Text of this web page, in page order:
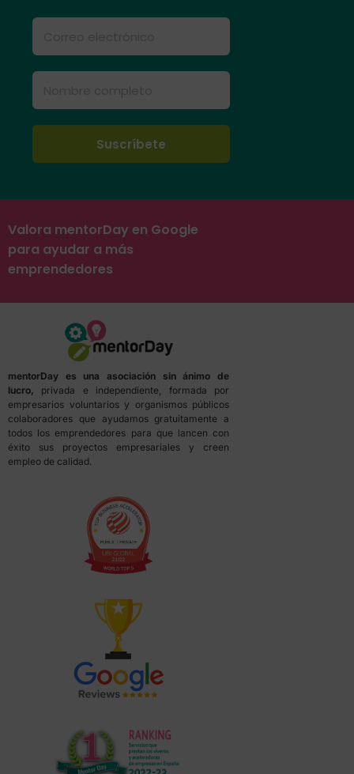
Valora mentorDay en Google
para ayudar a más
emprendedores
mentorDay es una asociación sin ánimo de
lucro, privada e independiente, formada por
empresarios voluntarios y organismos públicos
colaboradores que ayudamos gratuitamente a
todos los emprendedores para que lancen con
éxito sus proyectos empresariales y creen
empleo de calidad.